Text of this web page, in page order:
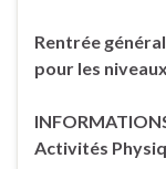
Rentrée
pour les
Activités